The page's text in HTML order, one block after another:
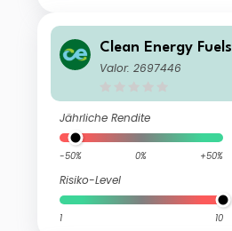
Clean Energy
Valor: 2697446
Jährliche Rendite
-50% 0% +50%
Risiko-Level
1 10